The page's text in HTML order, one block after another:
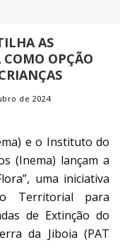
AS
OPÇÃO
de 2024
e o Instituto do
(Inema) lançam a
uma iniciativa
Territorial para
de Extinção do
da Jiboia (PAT